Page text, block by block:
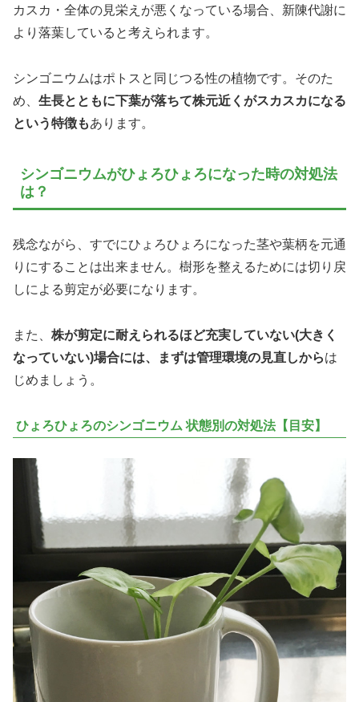
カスカ・全体の見栄えが悪くなっている場合、新陳代謝に
より落葉していると考えられます。
シンゴニウムはポトスと同じつる性の植物です。そのた
め、 生長とともに下葉が落ちて株元近くがスカスカになる
という特徴もあります。
シンゴニウムがひょろひょろになった時の対処法
は？
残念ながら、すでにひょろひょろになった茎や葉柄を元通
りにすることは出来ません。樹形を整えるためには切り戻
しによる剪定が必要になります。
また、 株が剪定に耐えられるほど充実していない(大きく
なっていない)場合には、まずは管理環境の見直しからは
じめましょう。
ひょろひょろのシンゴニウム 状態別の対処法【目安】